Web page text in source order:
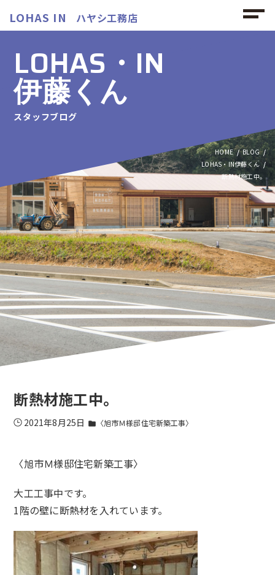
LOHAS IN ハヤシ工務店
LOHAS・IN
伊藤くん
スタッフブログ
HOME
BLOG
LOHAS・IN伊藤くん
断熱材施工中。
断熱材施工中。
2021年8月25日 folder 〈旭市Ｍ様邸住宅新築工事〉
〈旭市Ｍ様邸住宅新築工事〉
大工工事中です。
1階の壁に断熱材を入れています。